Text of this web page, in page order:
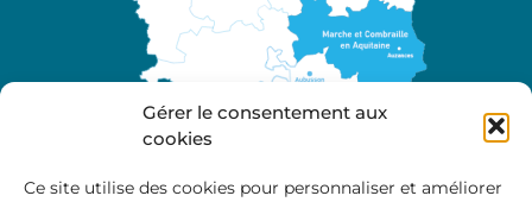
Gérer le consentement aux
cookies
Ce site utilise des cookies pour personnaliser et améliorer